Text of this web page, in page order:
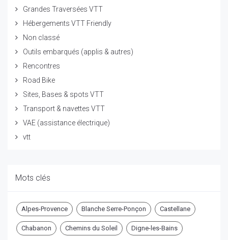
Grandes Traversées VTT
Hébergements VTT Friendly
Non classé
Outils embarqués (applis & autres)
Rencontres
Road Bike
Sites, Bases & spots VTT
Transport & navettes VTT
VAE (assistance électrique)
vtt
Mots clés
Alpes-Provence Blanche Serre-Ponçon Castellane
Chabanon Chemins du Soleil Digne-les-Bains